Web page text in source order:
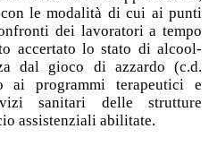
le modalità di cui ai punti
dei lavoratori a tempo
accertato lo stato di alcool-
dal gioco di azzardo (c.d.
ai programmi terapeutici e
sanitari delle strutture
assistenziali abilitate.